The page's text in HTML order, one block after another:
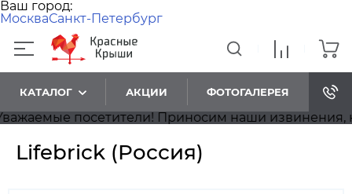
Ваш город:
МоскваСанкт-Петербург
КАТАЛОГ АКЦИИ ФОТОГАЛЕРЕЯ
посетители! Приносим наши извинения, на
Lifebrick (Россия)